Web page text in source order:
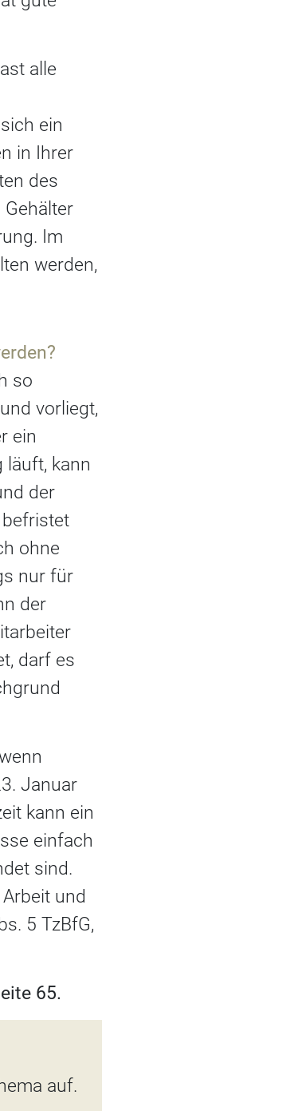
alle
ein
in Ihrer
des
Im
werden,
so
vorliegt,
ein
läuft, kann
der
ohne
nur für
der
darf es
Januar
kann ein
einfach
sind.
und
5 TzBfG,
65.
auf.